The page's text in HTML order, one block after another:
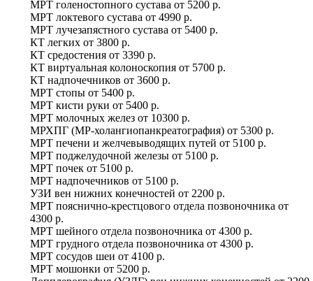
МРТ голеностопного сустава от 5200 р.
МРТ локтевого сустава от 4990 р.
МРТ лучезапястного сустава от 5400 р.
КТ легких от 3800 р.
КТ средостения от 3390 р.
КТ виртуальная колоноскопия от 5700 р.
КТ надпочечников от 3600 р.
МРТ стопы от 5400 р.
МРТ кисти руки от 5400 р.
МРТ молочных желез от 10300 р.
МРХПГ (МР-холангиопанкреатография) от 5300 р.
МРТ печени и желчевыводящих путей от 5100 р.
МРТ поджелудочной железы от 5100 р.
МРТ почек от 5100 р.
МРТ надпочечников от 5100 р.
УЗИ вен нижних конечностей от 2200 р.
МРТ пояснично-крестцового отдела позвоночника от
4300 р.
МРТ шейного отдела позвоночника от 4300 р.
МРТ грудного отдела позвоночника от 4300 р.
МРТ сосудов шеи от 4100 р.
МРТ мошонки от 5200 р.